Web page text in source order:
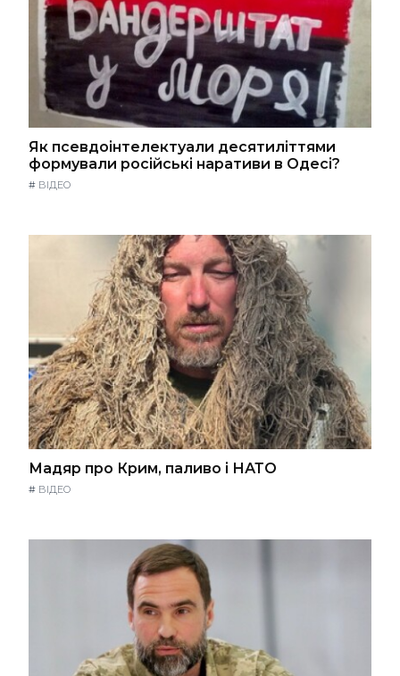
Як псевдоінтелектуали десятиліттями
формували російські наративи в Одесі?
# ВІДЕО
Мадяр про Крим, паливо і НАТО
# ВІДЕО